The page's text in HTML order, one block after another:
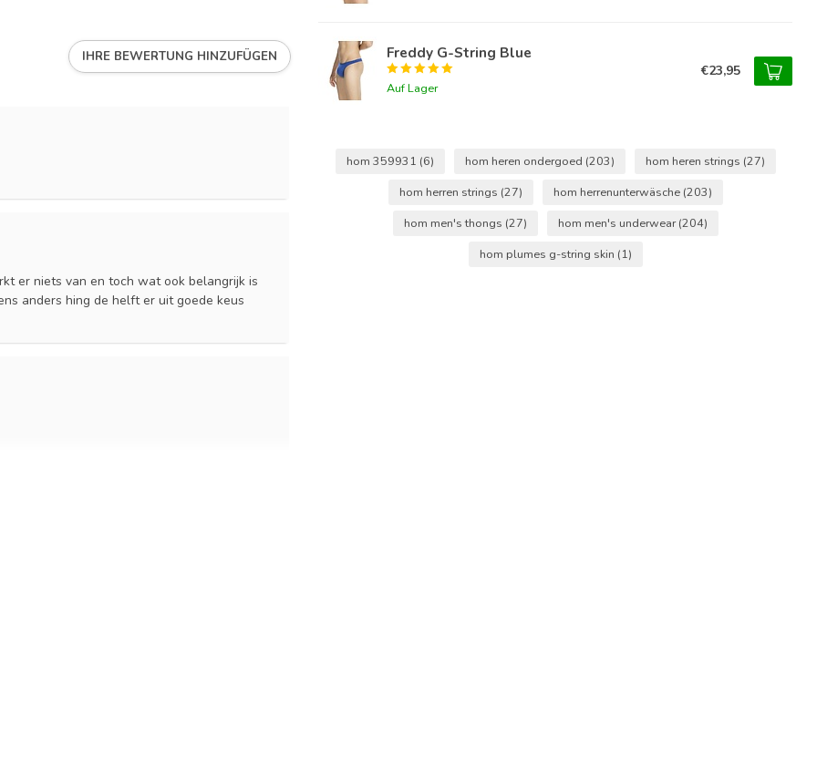
IHRE BEWERTUNG HINZUFÜGEN
er niets van en toch wat ook belangrijk is
anders hing de helft er uit goede keus
Freddy G-String Blue
Auf Lager
€23,95
hom 359931 (6) hom heren ondergoed (203) hom heren strings (27)
hom herren strings (27) hom herrenunterwäsche (203)
hom men's thongs (27) hom men's underwear(204)
hom plumes g-string skin (1)